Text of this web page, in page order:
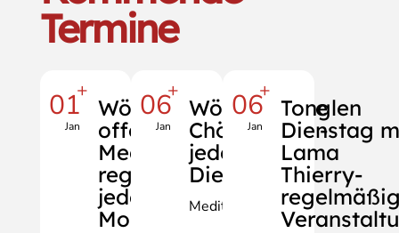
Termine
01+
Jan
Wöchentliche
offene
Meditation-
regelmäßig
jeden
Montag!
06+
Jan
Wöchentliche
Chöd-Praxis -
jeden
Dienstag!
Meditation
06+
Jan
Tonglen
Dienstag
Lama
Thierry-